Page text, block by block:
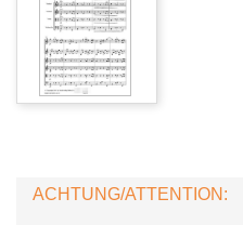
ACHTUNG/ATTENTION: